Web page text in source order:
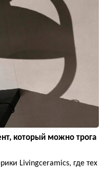
который можно трога
Livingceramics, где тех